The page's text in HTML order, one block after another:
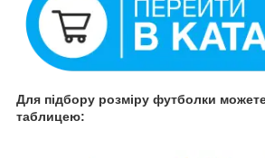
Для підбору розміру футболки
таблицею: